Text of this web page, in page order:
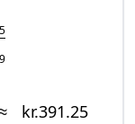
kr.391.25